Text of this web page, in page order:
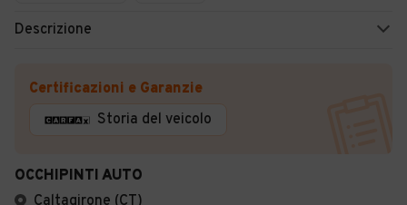
Descrizione
Certificazioni e Garanzie
Storia del veicolo
OCCHIPINTI AUTO
Caltagirone (CT)